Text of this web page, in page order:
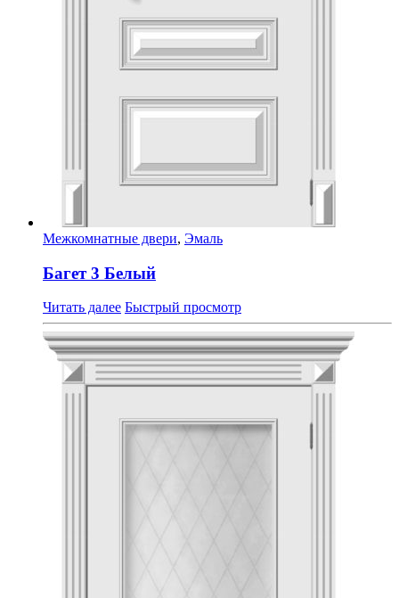
Межкомнатные двери, Эмаль
Багет 3 Белый
Читать далее Быстрый просмотр